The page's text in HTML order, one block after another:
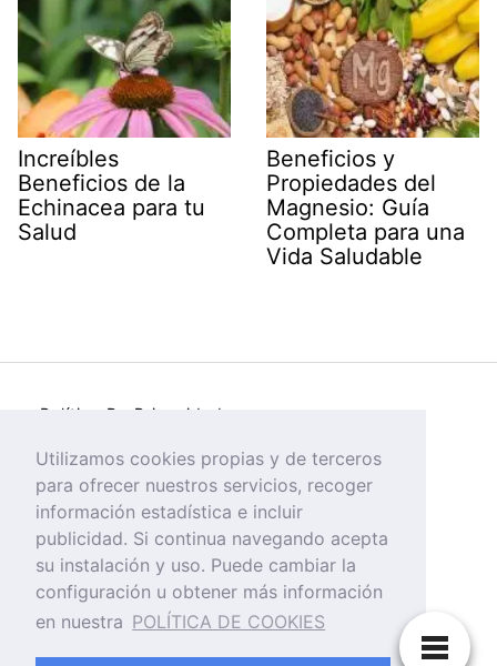
Increíbles
Beneficios de la
Echinacea para tu
Salud
Beneficios y
Propiedades del
Magnesio: Guía
Completa para una
Vida Saludable
Política De Privacidad
Política de Cookies
Aviso Legal
Tienda Online De Suplementos Nutricionales,
Utilizamos cookies propias y de terceros
para ofrecer nuestros servicios, recoger
información estadística e incluir
publicidad. Si continua navegando acepta
su instalación y uso. Puede cambiar la
configuración u obtener más información
en nuestra POLÍTICA DE COOKIES